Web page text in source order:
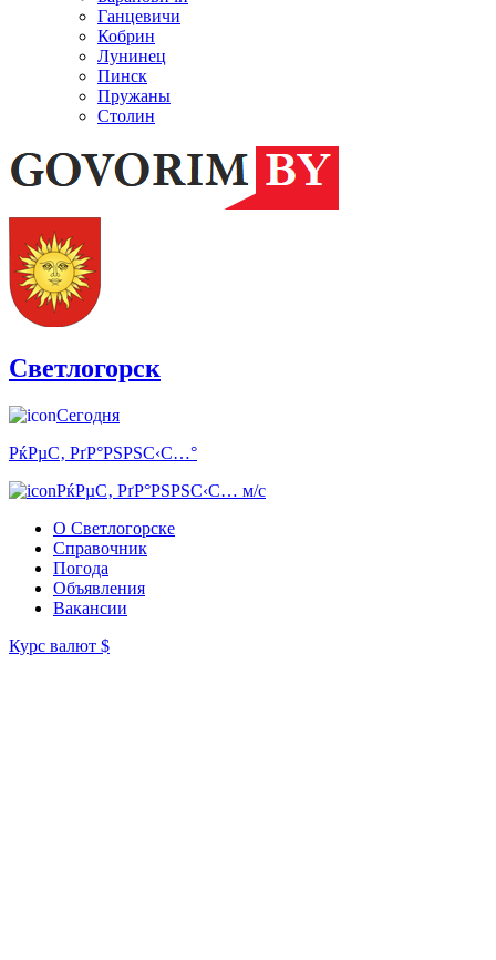
Ганцевичи
Кобрин
Лунинец
Пинск
Пружаны
Столин
Светлогорск
Сегодня
РќРµС‚ РґР°РЅРЅС‹С…°
РќРµС‚ РґР°РЅРЅС‹С… м/с
О Светлогорске
Справочник
Погода
Объявления
Вакансии
Курс валют $